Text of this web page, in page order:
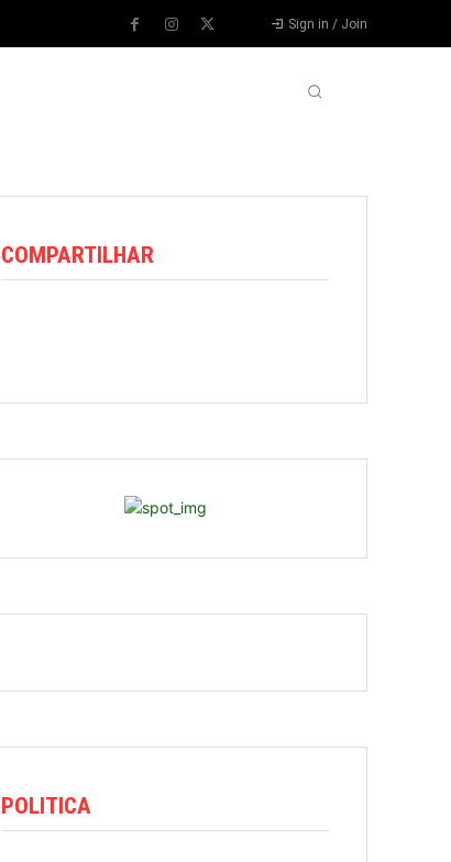
Sign in / Join
COMPARTILHAR
POLITICA